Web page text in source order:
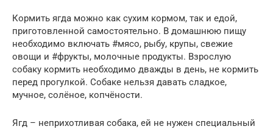
Кормить ягда можно как сухим кормом, так и едой,
приготовленной самостоятельно. В домашнюю пищу
необходимо включать #мясо, рыбу, крупы, свежие
овощи и #фрукты, молочные продукты. Взрослую
собаку кормить необходимо дважды в день, не кормить
перед прогулкой. Собаке нельзя давать сладкое,
мучное, солёное, копчёности.
Ягд – неприхотливая собака, ей не нужен специальный